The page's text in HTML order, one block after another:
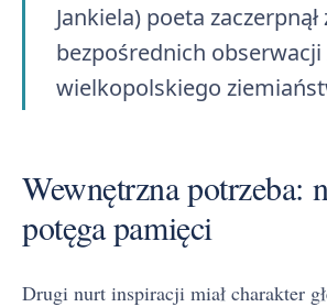
Jankiela) poeta zaczerpnął
bezpośrednich obserwacji
wielkopolskiego
Wewnętrzna potrzeba:
potęga pamięci
Drugi nurt inspiracji miał charakter